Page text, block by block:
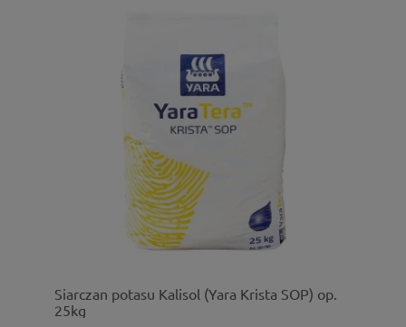
Siarczan potasu Kalisol (Yara Krista SOP) op.
25kg